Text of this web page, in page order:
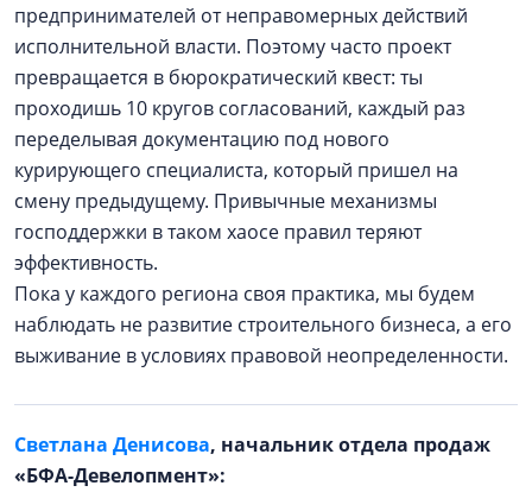
предпринимателей от неправомерных действий
исполнительной власти. Поэтому часто проект
превращается в бюрократический квест: ты
проходишь 10 кругов согласований, каждый раз
переделывая документацию под нового
курирующего специалиста, который пришел на
смену предыдущему. Привычные механизмы
господдержки в таком хаосе правил теряют
эффективность.
Пока у каждого региона своя практика, мы будем
наблюдать не развитие строительного бизнеса, а его
выживание в условиях правовой неопределенности.
Светлана Денисова, начальник отдела продаж
«БФА-Девелопмент»: